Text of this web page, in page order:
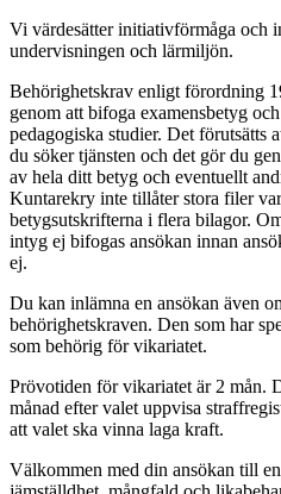
Vi värdesätter initiativförmåga och
undervisningen och lärmiljön.
Behörighetskrav enligt förordning
genom att bifoga examensbetyg
pedagogiska studier. Det förutsätts
du söker tjänsten och det gör du
av hela ditt betyg och eventuellt
Kuntarekry inte tillåter stora filer
betygsutskrifterna i flera bilagor.
intyg ej bifogas ansökan innan
ej.
Du kan inlämna en ansökan även
behörighetskraven. Den som har
som behörig för vikariatet.
Prövotiden för vikariatet är 2 mån.
månad efter valet uppvisa
att valet ska vinna laga kraft.
Välkommen med din ansökan till